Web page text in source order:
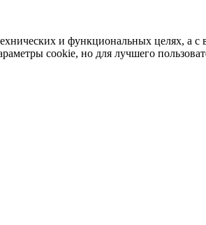
и функциональных целях, а с
cookie, но для лучшего